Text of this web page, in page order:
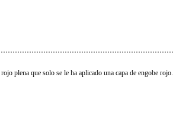
plena que solo se le ha aplicado una capa de engobe rojo.